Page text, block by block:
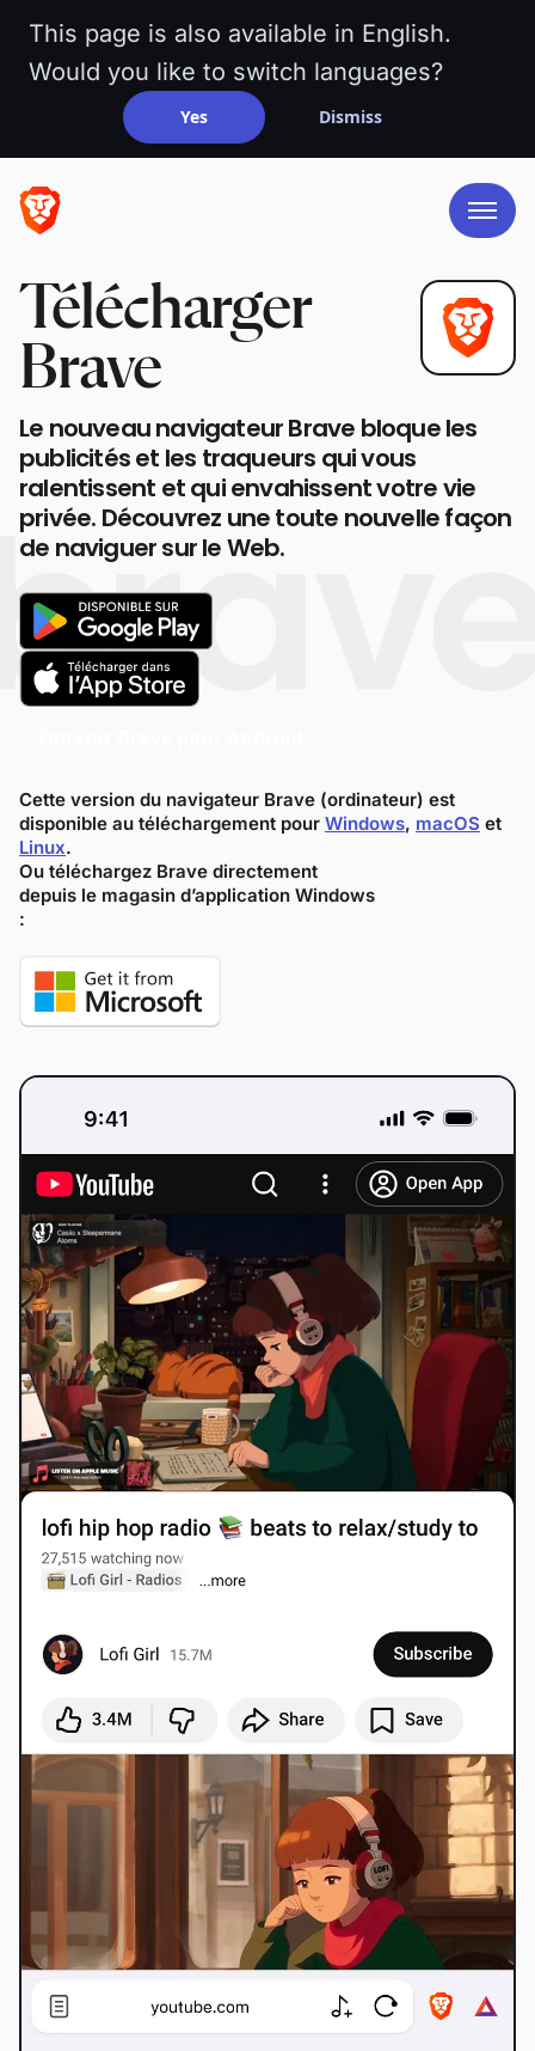
This page is also available in English.
Would you like to switch languages?
Yes Dismiss
Télécharger
Brave
Le nouveau navigateur Brave bloque les
publicités et les traqueurs qui vous
ralentissent et qui envahissent votre vie
privée. Découvrez une toute nouvelle façon
de naviguer sur le Web.
Cette version du navigateur Brave (ordinateur) est
disponible au téléchargement pour Windows, macOS et
Linux.
Ou téléchargez Brave directement
depuis le magasin d’application Windows
: